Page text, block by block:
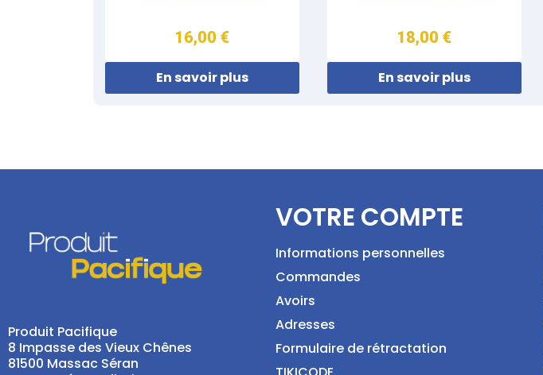
16,00 €
En savoir plus
18,00 €
En savoir plus
Produit Pacifique
8 Impasse des Vieux Chênes
81500 Massac Séran
VOTRE COMPTE
Informations personnelles
Commandes
Avoirs
Adresses
Formulaire de rétractation